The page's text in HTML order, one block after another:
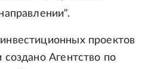
проектов
Агентство по